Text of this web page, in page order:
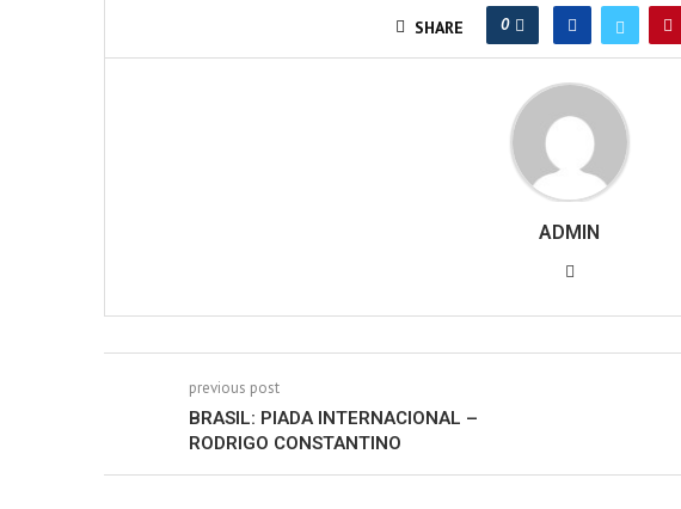
SHARE 0
ADMIN
previous post
BRASIL: PIADA INTERNACIONAL –
RODRIGO CONSTANTINO